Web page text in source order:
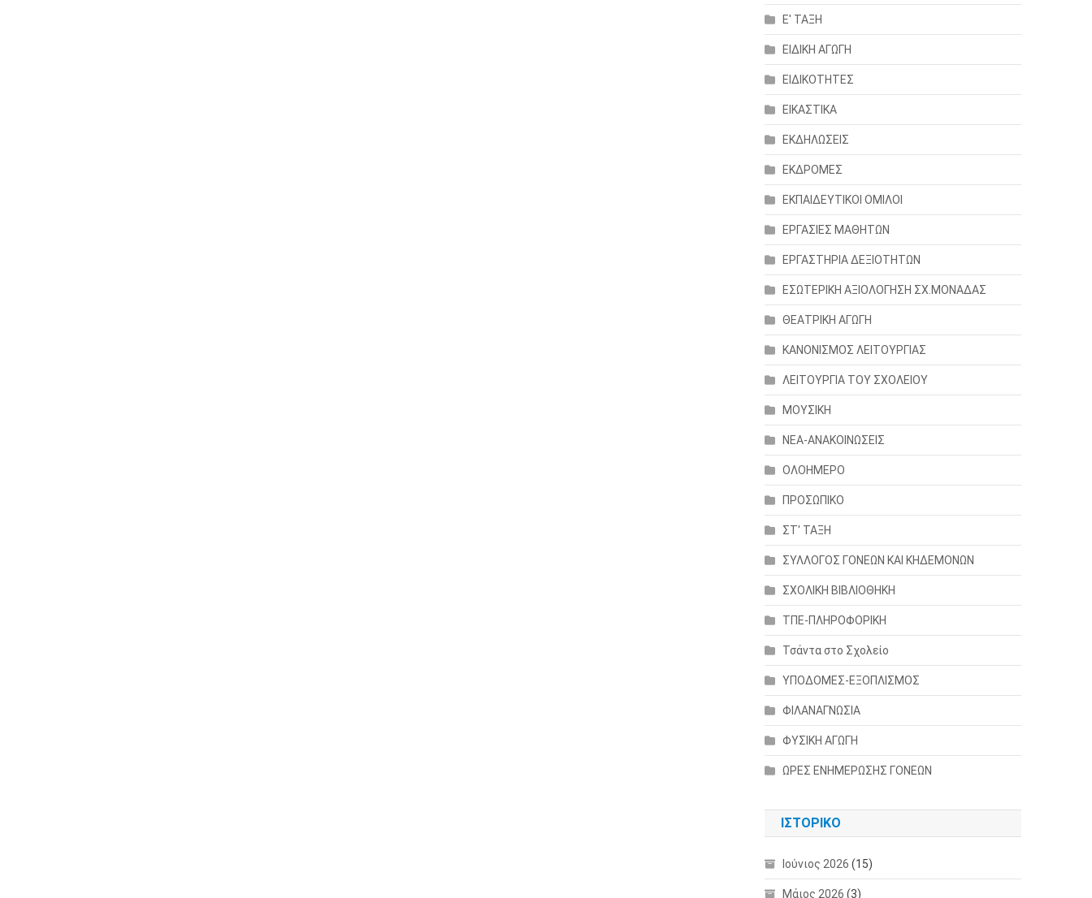
Ε' ΤΑΞΗ
ΕΙΔΙΚΗ ΑΓΩΓΗ
ΕΙΔΙΚΟΤΗΤΕΣ
ΕΙΚΑΣΤΙΚΑ
ΕΚΔΗΛΩΣΕΙΣ
ΕΚΔΡΟΜΕΣ
ΕΚΠΑΙΔΕΥΤΙΚΟΙ ΟΜΙΛΟΙ
ΕΡΓΑΣΙΕΣ ΜΑΘΗΤΩΝ
ΕΡΓΑΣΤΗΡΙΑ ΔΕΞΙΟΤΗΤΩΝ
ΕΣΩΤΕΡΙΚΗ ΑΞΙΟΛΟΓΗΣΗ ΣΧ.ΜΟΝΑΔΑΣ
ΘΕΑΤΡΙΚΗ ΑΓΩΓΗ
ΚΑΝΟΝΙΣΜΟΣ ΛΕΙΤΟΥΡΓΙΑΣ
ΛΕΙΤΟΥΡΓΙΑ ΤΟΥ ΣΧΟΛΕΙΟΥ
ΜΟΥΣΙΚΗ
ΝΕΑ-ΑΝΑΚΟΙΝΩΣΕΙΣ
ΟΛΟΗΜΕΡΟ
ΠΡΟΣΩΠΙΚΟ
ΣΤ' ΤΑΞΗ
ΣΥΛΛΟΓΟΣ ΓΟΝΕΩΝ ΚΑΙ ΚΗΔΕΜΟΝΩΝ
ΣΧΟΛΙΚΗ ΒΙΒΛΙΟΘΗΚΗ
ΤΠΕ-ΠΛΗΡΟΦΟΡΙΚΗ
Τσάντα στο Σχολείο
ΥΠΟΔΟΜΕΣ-ΕΞΟΠΛΙΣΜΟΣ
ΦΙΛΑΝΑΓΝΩΣΙΑ
ΦΥΣΙΚΗ ΑΓΩΓΗ
ΩΡΕΣ ΕΝΗΜΕΡΩΣΗΣ ΓΟΝΕΩΝ
ΙΣΤΟΡΙΚΌ
Ιούνιος 2026 (15)
Μάιος 2026 (3)